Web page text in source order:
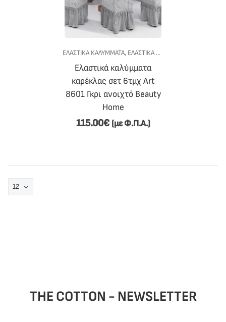
ΕΛΑΣΤΙΚΑ ΚΑΛΥΜΜΑΤΑ, ΕΛΑΣΤΙΚΆ ΚΑΛΎΜΜΑΤΑ ΚΑΡΕΚΛΏΝ ΤΡΑΠΕΖΑΡΊΑΣ
Ελαστικά καλύμματα
καρέκλας σετ 6τμχ Art
8601 Γκρι ανοιχτό Beauty
Home
115.00€ (με Φ.Π.Α.)
THE COTTON - NEWSLETTER